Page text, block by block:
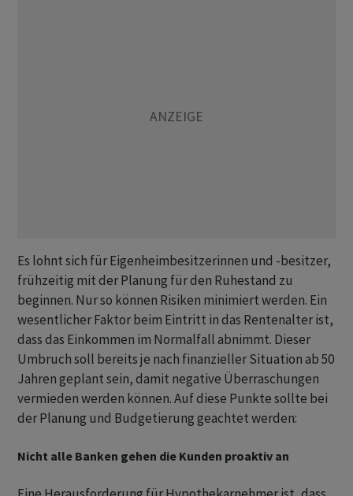
Es lohnt sich für Eigenheimbesitzerinnen und -besitzer,
frühzeitig mit der Planung für den Ruhestand zu
beginnen. Nur so können Risiken minimiert werden. Ein
wesentlicher Faktor beim Eintritt in das Rentenalter ist,
dass das Einkommen im Normalfall abnimmt. Dieser
Umbruch soll bereits je nach finanzieller Situation ab 50
Jahren geplant sein, damit negative Überraschungen
vermieden werden können. Auf diese Punkte sollte bei
der Planung und Budgetierung geachtet werden:
Nicht alle Banken gehen die Kunden proaktiv an